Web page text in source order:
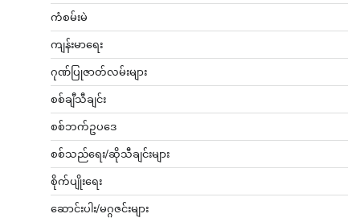
စိုက်ပျိုးရေး
ဆောင်းပါး/မဂ္ဂဇင်းများ
ဉာဏ်စမ်းပဟေဠိ
တန်ပြန်သတင်း
တိုက်ပွဲသတင်း
ထူးထူးခြားခြား Facebook သတင်းများ
ထောက်ခံအားပေးမှု
နိုင်ငံတကာသတင်း